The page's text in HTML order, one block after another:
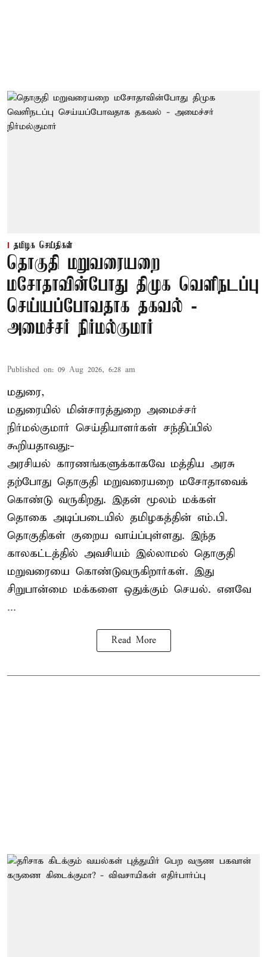
தமிழக செய்திகள்
தொகுதி மறுவரையறை
மசோதாவின்போது திமுக வெளிநடப்பு
செய்யப்போவதாக தகவல் -
அமைச்சர் நிர்மல்குமார்
Published on: 09 Aug 2026, 6:28 am
மதுரை,
மதுரையில் மின்சாரத்துறை அமைச்சர்
நிர்மல்குமார் செய்தியாளர்கள் சந்திப்பில்
கூறியதாவது:-
அரசியல் காரணங்களுக்காகவே மத்திய அரசு
தற்போது தொகுதி மறுவரையறை மசோதாவைக்
கொண்டு வருகிறது. இதன் மூலம் மக்கள்
தொகை அடிப்படையில் தமிழகத்தின் எம்.பி.
தொகுதிகள் குறைய வாய்ப்புள்ளது. இந்த
காலகட்டத்தில் அவசியம் இல்லாமல் தொகுதி
மறுவரையை கொண்டுவருகிறார்கள். இது
சிறுபான்மை மக்களை ஒதுக்கும் செயல். எனவே
...
Read More